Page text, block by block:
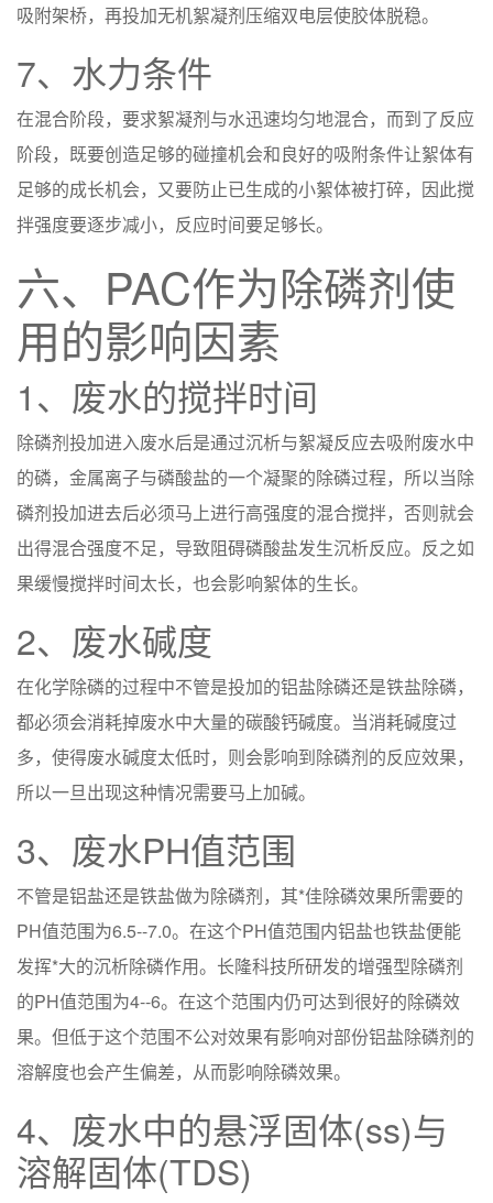
吸附架桥，再投加无机絮凝剂压缩双电层使胶体脱稳。
7、水力条件
在混合阶段，要求絮凝剂与水迅速均匀地混合，而到了反应
阶段，既要创造足够的碰撞机会和良好的吸附条件让絮体有
足够的成长机会，又要防止已生成的小絮体被打碎，因此搅
拌强度要逐步减小，反应时间要足够长。
六、PAC作为除磷剂使
用的影响因素
1、废水的搅拌时间
除磷剂投加进入废水后是通过沉析与絮凝反应去吸附废水中
的磷，金属离子与磷酸盐的一个凝聚的除磷过程，所以当除
磷剂投加进去后必须马上进行高强度的混合搅拌，否则就会
出得混合强度不足，导致阻碍磷酸盐发生沉析反应。反之如
果缓慢搅拌时间太长，也会影响絮体的生长。​
2、废水碱度
在化学除磷的过程中不管是投加的铝盐除磷还是铁盐除磷，
都必须会消耗掉废水中大量的碳酸钙碱度。当消耗碱度过
多，使得废水碱度太低时，则会影响到除磷剂的反应效果，
所以一旦出现这种情况需要马上加碱。
3、废水PH值范围
不管是铝盐还是铁盐做为除磷剂，其*佳除磷效果所需要的
PH值范围为6.5--7.0。在这个PH值范围内铝盐也铁盐便能
发挥*大的沉析除磷作用。长隆科技所研发的增强型除磷剂
的PH值范围为4--6。在这个范围内仍可达到很好的除磷效
果。但低于这个范围不公对效果有影响对部份铝盐除磷剂的
溶解度也会产生偏差，从而影响除磷效果。
4、废水中的悬浮固体(ss)与
溶解固体(TDS)